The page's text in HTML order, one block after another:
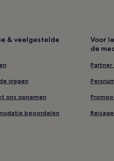
du-Pape
& veelgestelde
vragen
ons opnemen
beoordelen
Voor
de
Partner